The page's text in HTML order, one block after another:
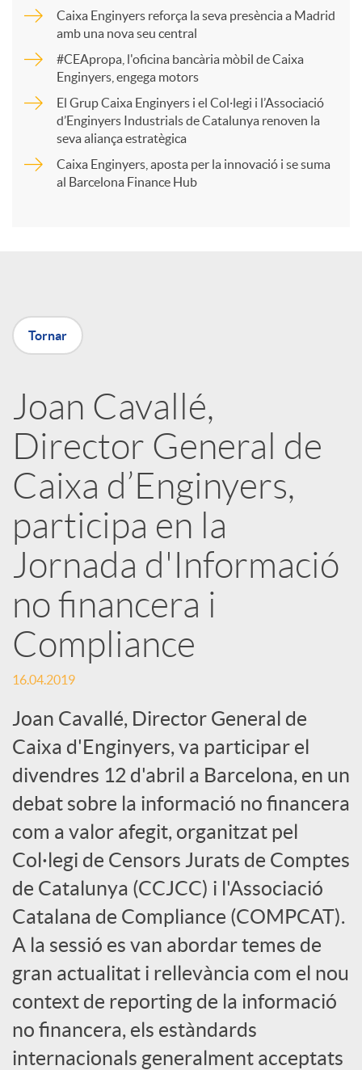
r
X
a
r
x
e
s
S
o
c
i
a
l
s
Caixa Enginyers reforça la seva presència a Madrid
amb una nova seu central
#CEApropa, l'oficina bancària mòbil de Caixa
Enginyers, engega motors
El Grup Caixa Enginyers i el Col·legi i l’Associació
d’Enginyers Industrials de Catalunya renoven la
seva aliança estratègica
Caixa Enginyers, aposta per la innovació i se suma
al Barcelona Finance Hub
Tornar
Joan Cavallé,
Director General de
Caixa d’Enginyers,
participa en la
Jornada d'Informació
no financera i
Compliance
16.04.2019
Joan Cavallé, Director General de
Caixa d'Enginyers, va participar el
divendres 12 d'abril a Barcelona, en un
debat sobre la informació no financera
com a valor afegit, organitzat pel
Col·legi de Censors Jurats de Comptes
de Catalunya (CCJCC) i l'Associació
Catalana de Compliance (COMPCAT).
A la sessió es van abordar temes de
gran actualitat i rellevància com el nou
context de reporting de la informació
no financera, els estàndards
internacionals generalment acceptats